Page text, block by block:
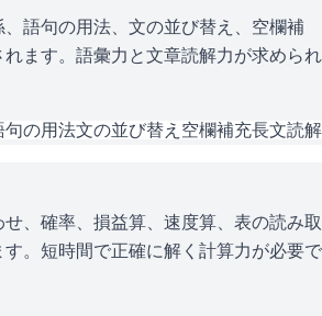
語句の用法、文の並び替え、空欄補
ます。語彙力と文章読解力が求められ
句の用法文の並び替え 空欄補充長文読解
、確率、損益算、速度算、表の読み取
す。短時間で正確に解く計算力が必要で